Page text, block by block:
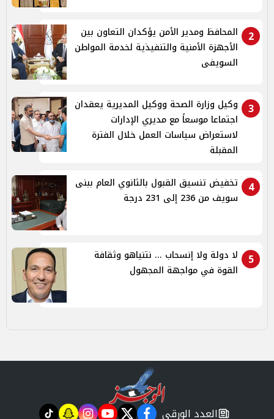
2
المحافظ ومدير الأمن يؤكدان التعاون بين
الأجهزة الأمنية والتنفيذية لخدمة المواطن
السويفى
3
وكيل وزارة الصحة ووكيل المديرية يعقدان
اجتماعا موسعاً مع مديري الإدارات
لاستعراض سياسات العمل خلال الفترة
المقبلة
4
تخفيض تنسيق القبول بالثانوي العام ببنى
سويف من 236 إلى 231 درجة
5
لا دولة ولا إنسحاب ... نتنياهو وثقافة
القوة في مواجهة المجهول
العدد الورقي